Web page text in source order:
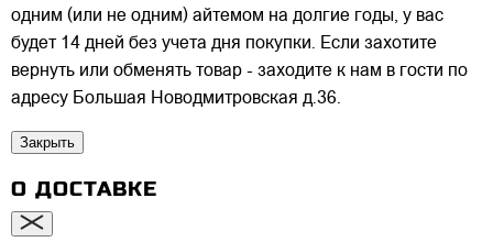
одним (или не одним) айтемом на долгие годы, у вас
будет 14 дней без учета дня покупки. Если захотите
вернуть или обменять товар - заходите к нам в гости по
адресу Большая Новодмитровская д.36.
Закрыть
О ДОСТАВКЕ